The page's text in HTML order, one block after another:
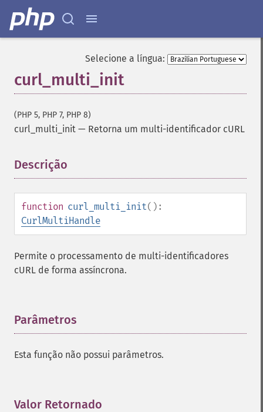
Selecione a língua:
curl_multi_init
(PHP 5, PHP 7, PHP 8)
curl_multi_init — Retorna um multi-identificador cURL
Descrição
function curl_multi_init():
CurlMultiHandle
Permite o processamento de multi-identificadores
cURL de forma assíncrona.
Parâmetros
Esta função não possui parâmetros.
Valor Retornado